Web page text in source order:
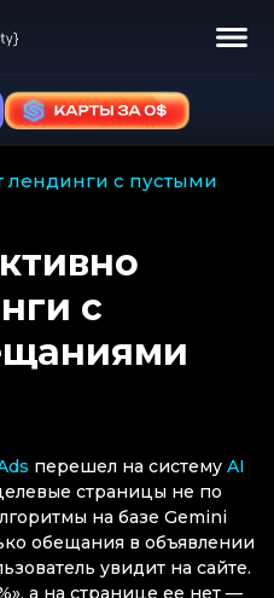
с
перешел на систему AI
страницы не по
на базе Gemini
обещания в объявлении
увидит на сайте.
а на странице ее нет —